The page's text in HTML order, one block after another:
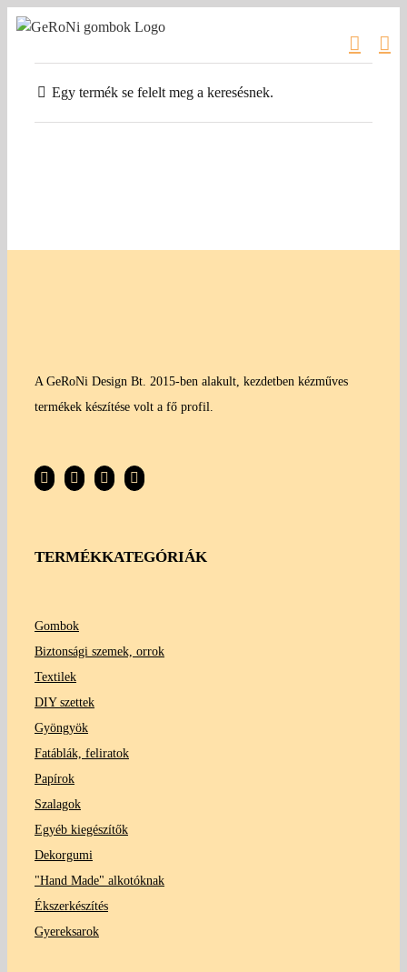
Kihagyás
Egy termék se felelt meg a keresésnek.
A GeRoNi Design Bt. 2015-ben alakult, kezdetben kézműves
termékek készítése volt a fő profil.
TERMÉKKATEGÓRIÁK
Gombok
Biztonsági szemek, orrok
Textilek
DIY szettek
Gyöngyök
Fatáblák, feliratok
Papírok
Szalagok
Egyéb kiegészítők
Dekorgumi
"Hand Made" alkotóknak
Ékszerkészítés
Gyereksarok